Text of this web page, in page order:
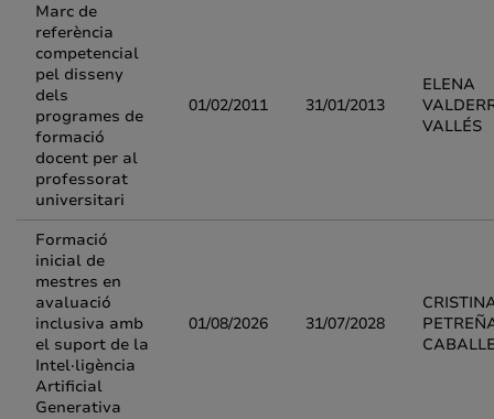
Marc de
referència
competencial
pel disseny
dels
programes de
formació
docent per al
professorat
universitari
01/02/2011 31/01/2013
ELENA
VALLÉS
Formació
inicial de
mestres en
avaluació
inclusiva amb
el suport de la
Intel·ligència
Artificial
Generativa
01/08/2026 31/07/2028